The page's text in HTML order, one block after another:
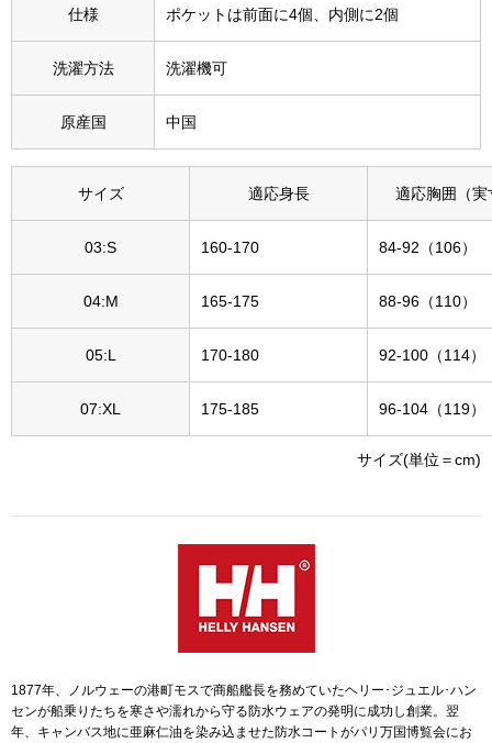
ーブルウェア
ネックレス
ブレスレット
その他
ファッション
帽子
ネクタイ
マフラー／ス
サングラス／
仕様 ポケットは前面に4個、内側に2個
洗濯方法 洗濯機可
原産国 中国
サイズ 適応身長 適応胸囲（実
03:S 160-170 84-92（106）
04:M 165-175 88-96（110）
05:L 170-180 92-100（114）
07:XL 175-185 96-104（119）
サイズ(単位＝cm)
1877年、ノルウェーの港町モスで商船艦長を務めていたヘリー･ジュエル･ハン
センが船乗りたちを寒さや濡れから守る防水ウェアの発明に成功し創業。翌
年、キャンバス地に亜麻仁油を染み込ませた防水コートがパリ万国博覧会にお